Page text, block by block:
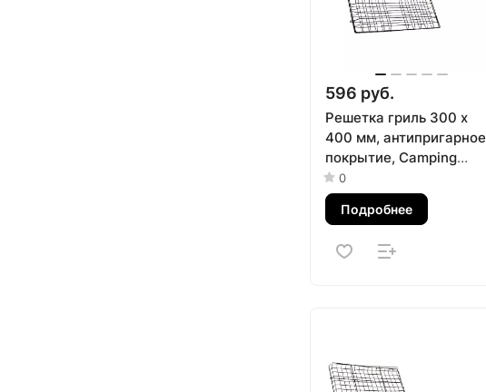
596 руб.
Решетка гриль 300 х
400 мм, антипригарное
покрытие, Camping
Palisad
0
Подробнее